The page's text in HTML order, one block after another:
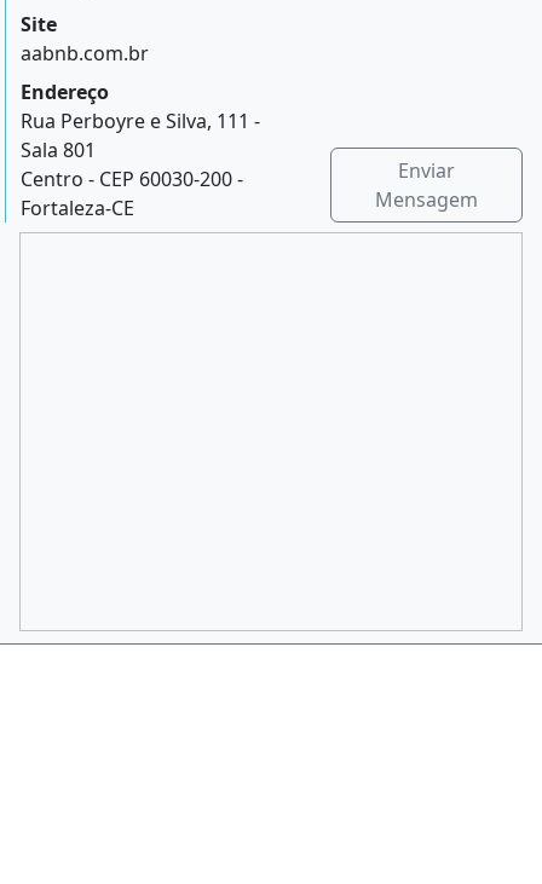
Site
aabnb.com.br
Endereço
Rua Perboyre e Silva, 111 -
Sala 801
Centro - CEP 60030-200 -
Fortaleza-CE
Enviar
Mensagem